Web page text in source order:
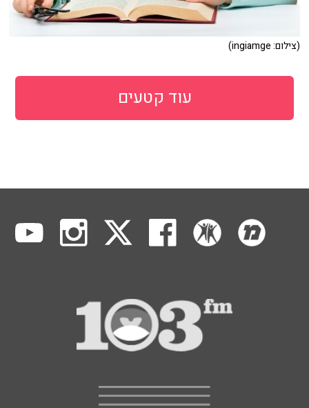
(צילום: ingiamge)
עוד קטעים